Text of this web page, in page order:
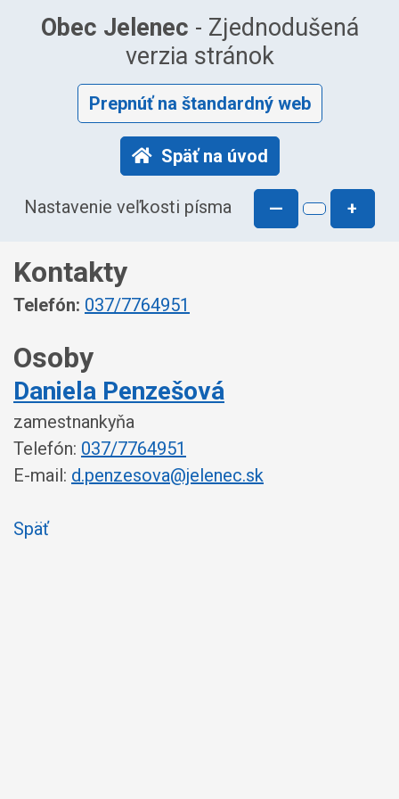
Obec Jelenec - Zjednodušená
verzia stránok
Prepnúť na štandardný web
Späť na úvod
Nastavenie veľkosti písma — +
Kontakty
Telefón: 037/7764951
Osoby
Daniela Penzešová
zamestnankyňa
Telefón: 037/7764951
E-mail: d.penzesova@jelenec.sk
Späť